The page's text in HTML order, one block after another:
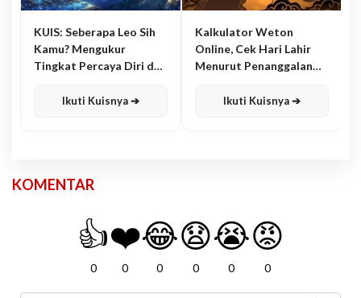
KUIS: Seberapa Leo Sih
Kamu? Mengukur
Tingkat Percaya Diri dan
Ikuti Kuisnya ➔
Kalkulator Weton
Online, Cek Hari Lahir
Menurut Penanggalan
Ikuti Kuisnya ➔
KOMENTAR
👍
0
❤️
0
😂
0
😧
0
😭
0
😡
0